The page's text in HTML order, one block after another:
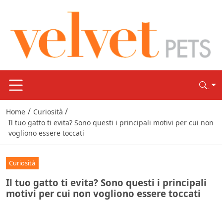
Home / Curiosità /
Il tuo gatto ti evita? Sono questi i principali motivi per cui non
vogliono essere toccati
Curiosità
Il tuo gatto ti evita? Sono questi i principali
motivi per cui non vogliono essere toccati